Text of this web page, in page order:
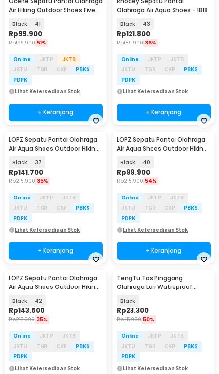
Air Hiking Outdoor Shoes Five
Black 41
Rp99.900
Rp199.900 51%
Online JKTP
JKTB
JKTU
TGR CKP
PBKS
PDPK
Lihat Ketersediaan Stok
+ Keranjang
Olahraga Air Aqua Shoes - 1818
Black 43
Rp121.800
Rp189.900 36%
Online JKTP
JKTB
JKTU
TGR CKP
PBKS
PDPK
Lihat Ketersediaan Stok
+ Keranjang
LOPZ Sepatu Pantai Olahraga
Air Aqua Shoes Outdoor Hiking
Black 37
Rp141.700
Rp215.900 35%
Online JKTP
JKTB
JKTU
TGR CKP
PBKS
PDPK
Lihat Ketersediaan Stok
+ Keranjang
LOPZ Sepatu Pantai Olahraga
Air Aqua Shoes Outdoor Hiking
Black 40
Rp99.900
Rp215.900 54%
Online JKTP
JKTB
JKTU
TGR CKP
PBKS
PDPK
Lihat Ketersediaan Stok
+ Keranjang
LOPZ Sepatu Pantai Olahraga
Air Aqua Shoes Outdoor Hiking
Black 42
Rp143.500
Rp217.900 35%
Online JKTP
JKTB
JKTU
TGR CKP
PBKS
PDPK
Lihat Ketersediaan Stok
TengTu Tas Pinggang
Olahraga Lari Watreproof
TK3
Black
Rp23.300
Rp45.900 50%
Online JKTP
JKTB
JKTU
TGR CKP
PBKS
PDPK
Lihat Ketersediaan Stok